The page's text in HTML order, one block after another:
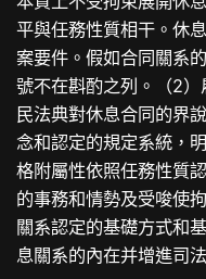
平與任務性質相干。休
案要件。假如合同關系
號不在斟酌之列。（2
民法典對休息合同的界
念和認定的規定系統，
格附屬性依照任務性質
的事務和情勢及受唆使
關系認定的基礎方式和
息關系的內在并增進司